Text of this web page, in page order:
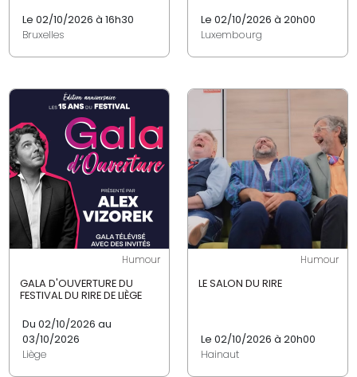
Le 02/10/2026 à 16h30
Bruxelles
Le 02/10/2026 à 20h00
Luxembourg
Humour
GALA D'OUVERTURE DU
FESTIVAL DU RIRE DE LIÈGE
Du 02/10/2026 au
03/10/2026
Liège
Humour
LE SALON DU RIRE
Le 02/10/2026 à 20h00
Hainaut